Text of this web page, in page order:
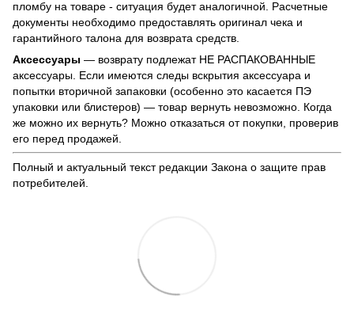
пломбу на товаре - ситуация будет аналогичной. Расчетные
документы необходимо предоставлять оригинал чека и
гарантийного талона для возврата средств.
Аксессуары — возврату подлежат НЕ РАСПАКОВАННЫЕ
аксессуары. Если имеются следы вскрытия аксессуара и
попытки вторичной запаковки (особенно это касается ПЭ
упаковки или блистеров) — товар вернуть невозможно. Когда
же можно их вернуть? Можно отказаться от покупки, проверив
его перед продажей.
Полный и актуальный текст редакции Закона о защите прав
потребителей.